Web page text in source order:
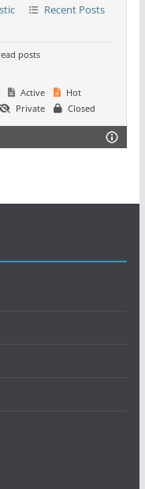
Recent Posts
posts
Active
Hot
Private Closed